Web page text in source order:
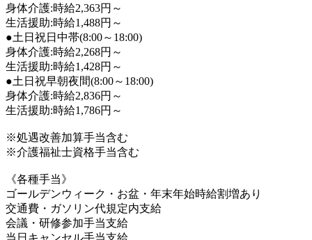
身体介護:時給2,363円～
生活援助:時給1,488円～
●土日祝日中帯(8:00～18:00)
身体介護:時給2,268円～
生活援助:時給1,428円～
●土日祝早朝夜間(8:00～18:00)
身体介護:時給2,836円～
生活援助:時給1,786円～
※処遇改善加算手当含む
※介護福祉士資格手当含む
《各種手当》
ゴールデンウィーク・お盆・年末年始時給割増あり
交通費・ガソリン代規定内支給
会議・研修参加手当支給
当日キャンセル手当支給